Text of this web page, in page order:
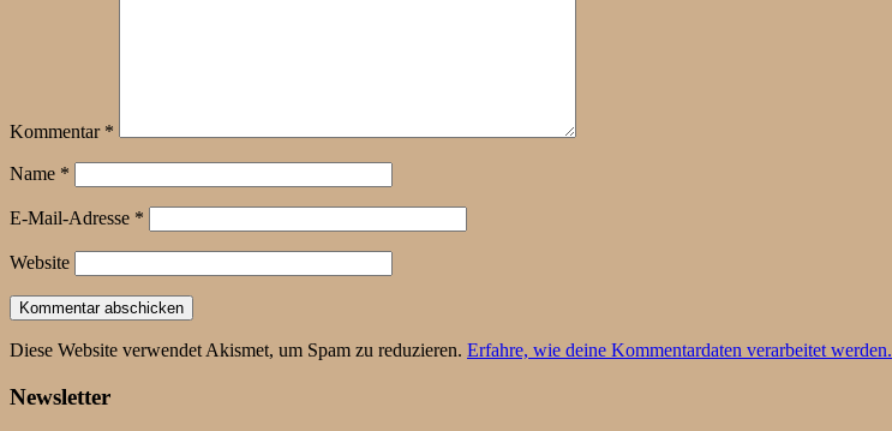
Kommentar *
Name *
E-Mail-Adresse *
Website
Diese Website verwendet Akismet, um Spam zu reduzieren. Erfahre, wie deine Kommentardaten verarbeitet werden.
Newsletter